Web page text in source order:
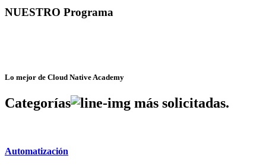
NUESTRO Programa
Lo mejor de Cloud Native Academy
Categorías más solicitadas.
Automatización